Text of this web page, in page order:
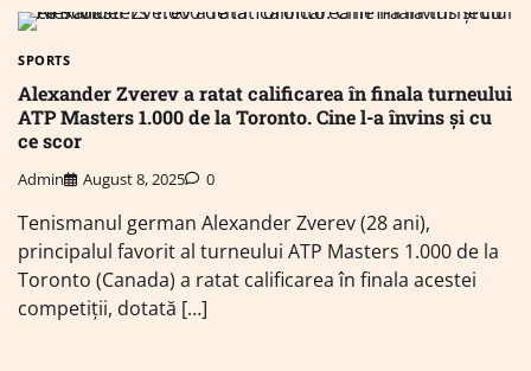
SPORTS
Alexander Zverev a ratat calificarea în finala turneului
ATP Masters 1.000 de la Toronto. Cine l-a învins și cu
ce scor
Admin August 8, 2025 0
Tenismanul german Alexander Zverev (28 ani),
principalul favorit al turneului ATP Masters 1.000 de la
Toronto (Canada) a ratat calificarea în finala acestei
competiţii, dotată […]